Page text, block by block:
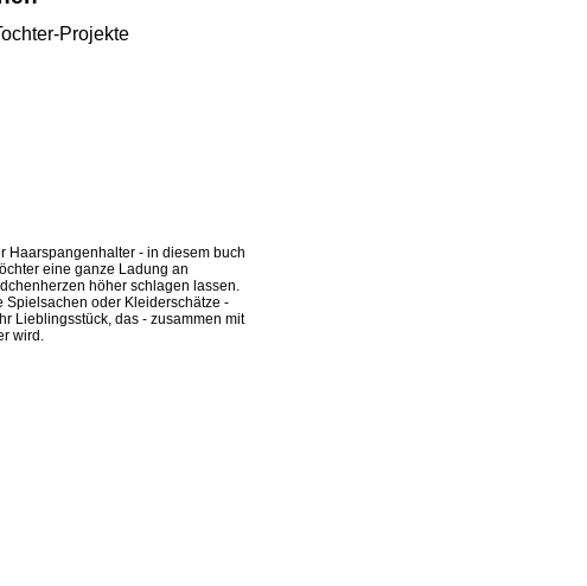
Projekte
Haarspangenhalter - in diesem buch
eine ganze Ladung an
höher schlagen lassen.
Spielsachen oder Kleiderschätze -
Lieblingsstück, das - zusammen mit
wird.